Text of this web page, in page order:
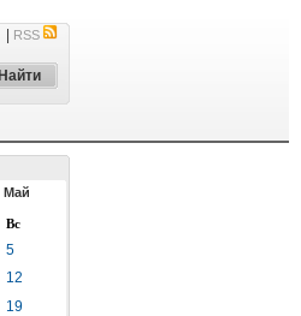
RSS
Май
Вс
5
12
19